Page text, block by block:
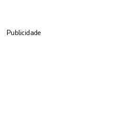
Publicidade